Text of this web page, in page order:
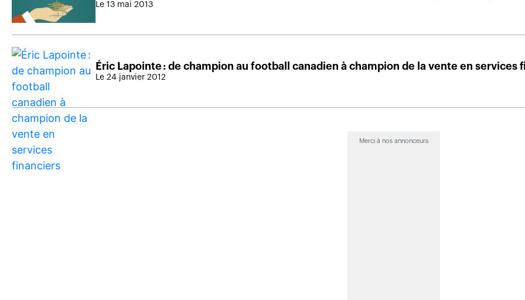
Le 13 mai 2013
Éric Lapointe : de champion au football canadien à champion de la vente en services
Le 24 janvier 2012
Merci à nos annonceurs